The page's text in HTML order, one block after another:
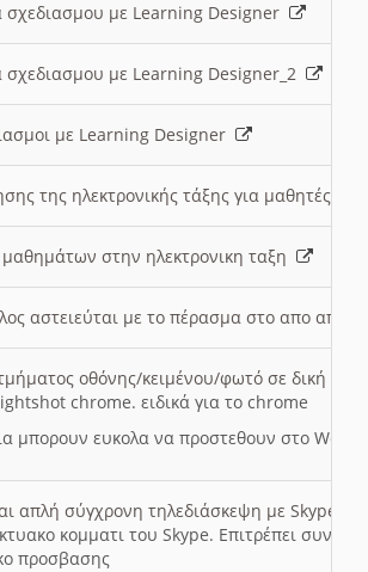
σχεδιασμου με Learning Designer
σχεδιασμου με Learning Designer_2
με Learning Designer
της ηλεκτρονικής τάξης για μαθητές
στην ηλεκτρονικη ταξη
αστειεύται με το πέρασμα στο απο
οθόνης/κειμένου/φωτό σε δική
chrome. ειδικά για το chrome
μπορουν ευκολα να προστεθουν στο Word
απλή σύγχρονη τηλεδιάσκεψη με Skype
κομματι του Skype. Επιτρέπει
προσβασης